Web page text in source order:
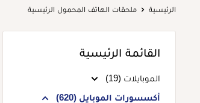
الرئيسية ملحقات الهاتف المحمول الرئيسية
القائمة الرئيسية
الموبايلات (19)
أكسسورات الموبايل (620)